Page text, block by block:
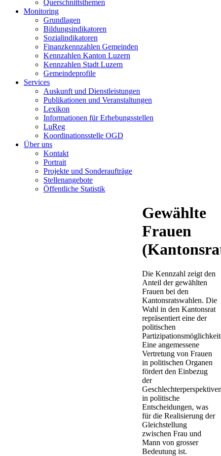
Querschnittsthemen
Monitoring
Grundlagen
Bildungsindikatoren
Sozialindikatoren
Finanzkennzahlen Gemeinden
Kennzahlen Kanton Luzern
Kennzahlen Stadt Luzern
Gemeindeprofile
Services
Auskunft und Dienstleistungen
Publikationen und Veranstaltungen
Lexikon
Informationen für Erhebungsstellen
LuReg
Koordinationsstelle OGD
Über uns
Kontakt
Portrait
Projekte und Sonderaufträge
Stellenangebote
Öffentliche Statistik
Gewählte
Frauen
Die Kennzahl zeigt den
Anteil der gewählten
Frauen bei den
Kantonsratswahlen. Die
Wahl in den Kantonsrat
repräsentiert eine der
politischen
Eine angemessene
Vertretung von Frauen
in politischen Organen
fördert den Einbezug
der
in politische
Entscheidungen, was
für die Realisierung der
Gleichstellung
zwischen Frau und
Mann von grosser
Bedeutung ist.